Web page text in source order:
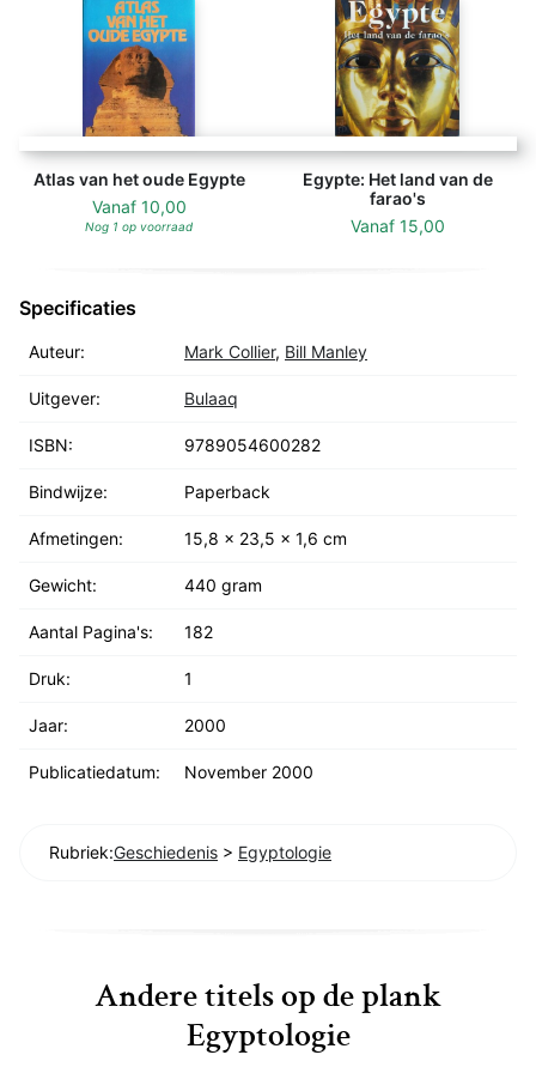
van nuttige adressen, aanbevolen literatuur en een
register besluiten dit leerboek.
Atlas van het oude Egypte
Vanaf 10,00
Nog 1 op voorraad
Egypte: Het land van de
farao's
Vanaf 15,00
Specificaties
Auteur: Mark Collier, Bill Manley
Uitgever: Bulaaq
ISBN: 9789054600282
Bindwijze: Paperback
Afmetingen: 15,8 x 23,5 x 1,6 cm
Gewicht: 440 gram
Aantal Pagina's: 182
Druk: 1
Jaar: 2000
Publicatiedatum: November 2000
Rubriek:Geschiedenis > Egyptologie
Andere titels op de plank
Egyptologie